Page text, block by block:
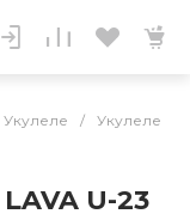
Укулеле / Укулеле
U-23